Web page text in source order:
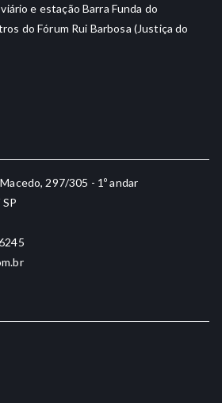
e estação Barra Funda do
do Fórum Rui Barbosa (Justiça do
297/305 - 1º andar